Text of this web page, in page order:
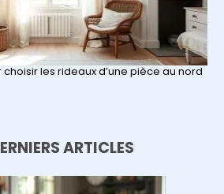
les rideaux d’une pièce au nord
ARTICLES